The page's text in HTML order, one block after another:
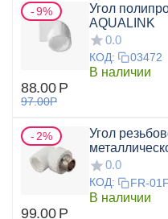
9%
Угол
AQUALINK
0.0
КОД: 03472
В наличии
88.00 Р
97.00Р
2%
Угол
0.0
КОД: FR-
В наличии
99.00 Р